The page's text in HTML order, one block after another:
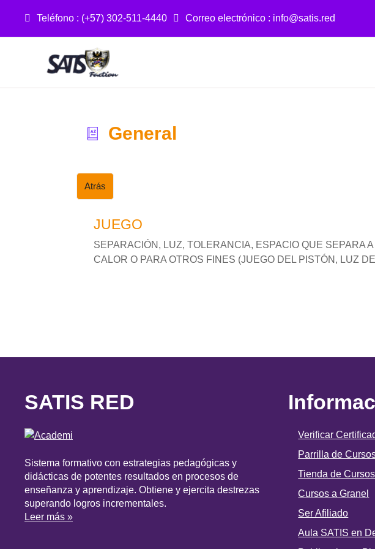
Teléfono : (+57) 302-511-4440 Correo electrónico : info@satis.red
General
Atrás
JUEGO
SEPARACIÓN, LUZ, TOLERANCIA, ESPACIO QUE SEPARA
CALOR O PARA OTROS FINES (JUEGO DEL PISTÓN, LUZ
SATIS RED
Sistema formativo con estrategias pedagógicas y
didácticas de potentes resultados en procesos de
enseñanza y aprendizaje. Obtiene y ejercita destrezas
superando logros incrementales.
Leer más »
Verificar
Parrilla de
Tienda de Cursos
Cursos a Granel
Ser Afiliado
Aula SATIS en